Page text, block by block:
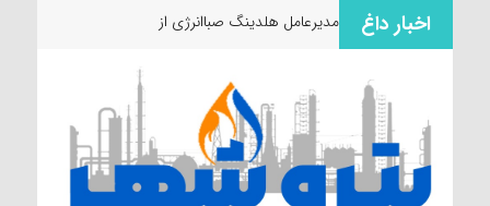
اخبار داغ مدیرعامل هلدینگ صباانرژی از مواکب